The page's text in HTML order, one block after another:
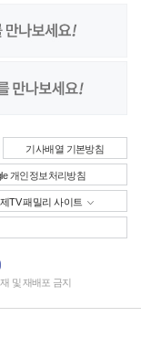
기사배열 기본방침
개인정보처리방침
TV 패밀리 사이트
및 재배포 금지